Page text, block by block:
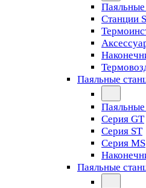
Паяльные
Станции
Паяльные
Серия GT
Серия ST
Серия MS
Паяльные